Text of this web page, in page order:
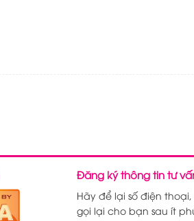
Đăng ký thông tin tư
Hãy để lại số điện
gọi lại cho bạn sau ít